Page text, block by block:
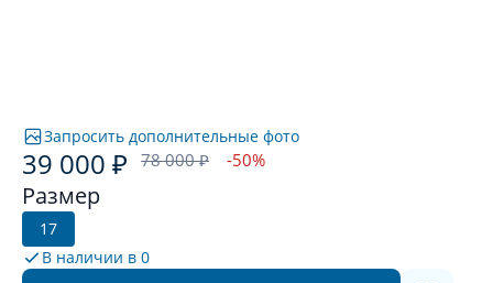
Запросить дополнительные фото
39 000 ₽ 78 000 ₽ -50%
Размер
17
В наличии в 0